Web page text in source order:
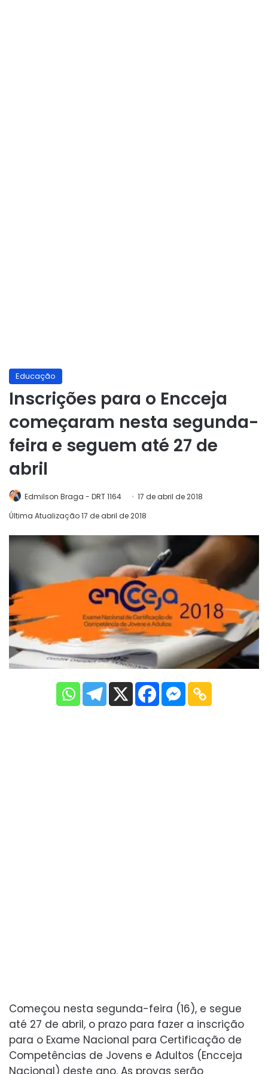
Educação
Inscrições para o Encceja
começaram nesta segunda-
feira e seguem até 27 de
abril
Edmilson Braga - DRT 1164
17 de abril de 2018
Última Atualização 17 de abril de 2018
Começou nesta segunda-feira (16), e segue
até 27 de abril, o prazo para fazer a inscrição
para o Exame Nacional para Certificação de
Competências de Jovens e Adultos (Encceja
Nacional) deste ano. As provas serão